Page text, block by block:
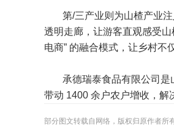
第/三产业则为山楂产业
透明走廊，让游客直观感受
电商” 的融合模式，让乡村不
承德瑞泰食品有限公司是
带动 1400 余户农户增收，解
部分图文转载自网络，版权归原作者所